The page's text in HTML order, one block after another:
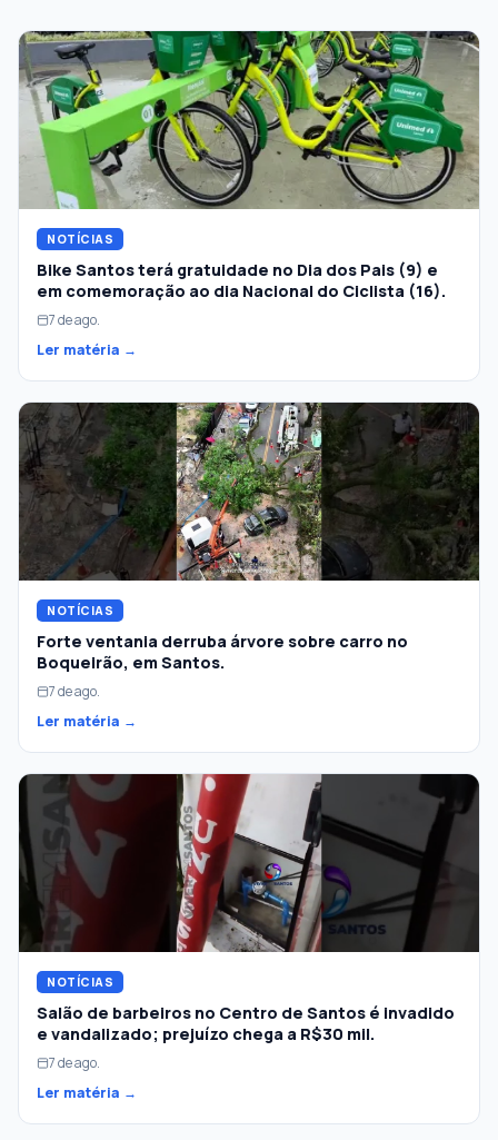
NOTÍCIAS
Bike Santos terá gratuidade no Dia dos Pais (9) e
em comemoração ao dia Nacional do Ciclista (16).
7 de ago.
Ler matéria →
NOTÍCIAS
Forte ventania derruba árvore sobre carro no
Boqueirão, em Santos.
7 de ago.
Ler matéria →
NOTÍCIAS
Salão de barbeiros no Centro de Santos é invadido
e vandalizado; prejuízo chega a R$30 mil.
7 de ago.
Ler matéria →